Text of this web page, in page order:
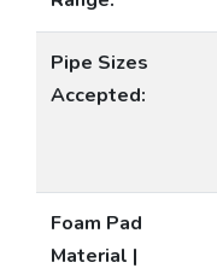
Pipe Sizes
Accepted:
Foam Pad
Material |